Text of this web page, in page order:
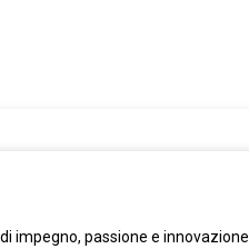
impegno, passione e innovazione.